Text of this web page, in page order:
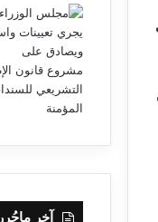
آخر ماحُرر